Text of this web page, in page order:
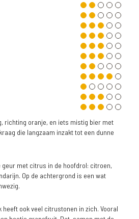
richting oranje, en iets mistig bier met
die langzaam inzakt tot een dunne
geur met citrus in de hoofdrol: citroen,
Op de achtergrond is een wat
heeft ook veel citrustonen in zich. Vooral